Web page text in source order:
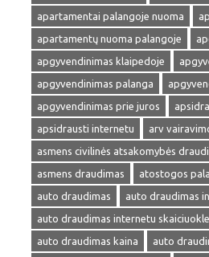
apartamentai palangoje nuoma
apartamentų nuoma palangoje
apgyvendinimas klaipedoje
apgyvendinimas palanga
apgyvendinimas prie juros
apsidrausti internetu
arv
asmens civilinės atsakomybės
asmens draudimas
atostogos
auto draudimas
auto draudimas
auto draudimas internetu skaiciuokle
auto draudimas kaina
auto